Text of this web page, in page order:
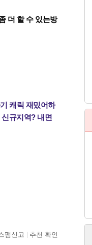
더 할 수 있는방
캐릭 재밌어하
규지역? 내면
팸신고 추천 확인